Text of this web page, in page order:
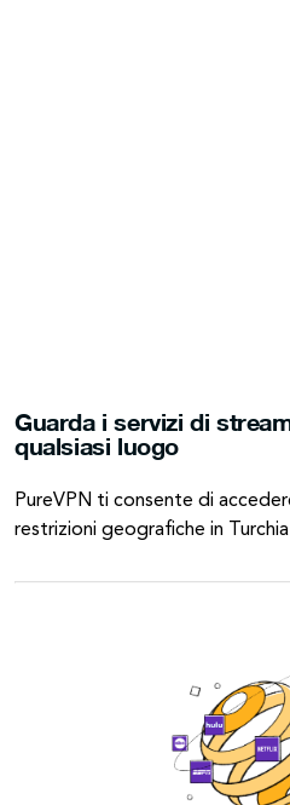
Guarda i servizi di
qualsiasi luogo
PureVPN ti consente di
restrizioni geografiche in